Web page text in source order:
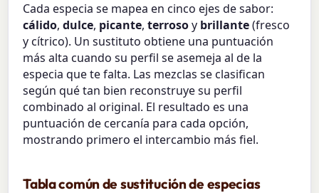
Cada especia se mapea en cinco ejes de sabor:
cálido,dulce, picante,terrosoy brillante(fresco
y cítrico). Un sustituto obtiene una puntuación
más alta cuando su perfil se asemeja al de la
especia que te falta. Las mezclas se clasifican
según qué tan bien reconstruye su perfil
combinado al original. El resultado es una
puntuación de cercanía para cada opción,
mostrando primero el intercambio más fiel.
Tabla común de sustitución de especias